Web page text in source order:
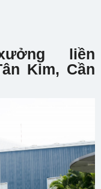
liền
Kim, Cần